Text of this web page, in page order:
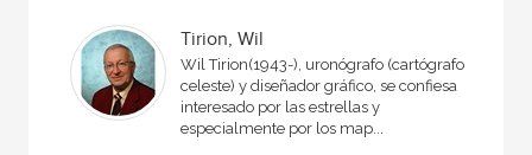
Prologuista
Traductor
Traductora
Tirion, Wil
Wil Tirion(1943-), uronógrafo (cartógrafo
celeste) y diseñador gráfico, se confiesa
interesado por las estrellas y
especialmente por los map...